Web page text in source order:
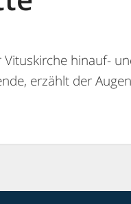
hinauf-
erzählt der